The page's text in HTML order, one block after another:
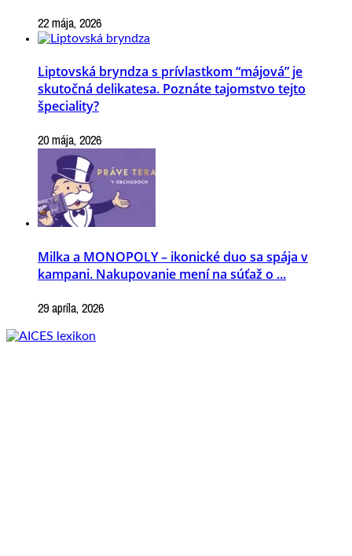
22 mája, 2026
Liptovská bryndza s prívlastkom “májová” je
skutočná delikatesa. Poznáte tajomstvo tejto
špeciality?
20 mája, 2026
Milka a MONOPOLY – ikonické duo sa spája v
kampani. Nakupovanie mení na súťaž o ...
29 apríla, 2026